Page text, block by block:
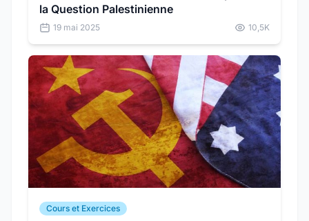
la Question Palestinienne
19 mai 2025 10,5K
Cours et Exercices